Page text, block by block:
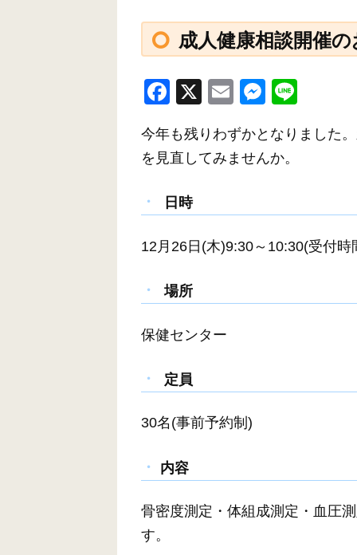
成人健康相談開催
F
c
e
b
o
o
X
E
ail
M
ss
e
g
er
e
今年も残りわずかとなりました
を見直してみませんか。
日時
12月26日(木)9:30～10:30(受付時
場所
保健センター
定員
30名(事前予約制)
内容
骨密度測定・体組成測定・血圧
す。